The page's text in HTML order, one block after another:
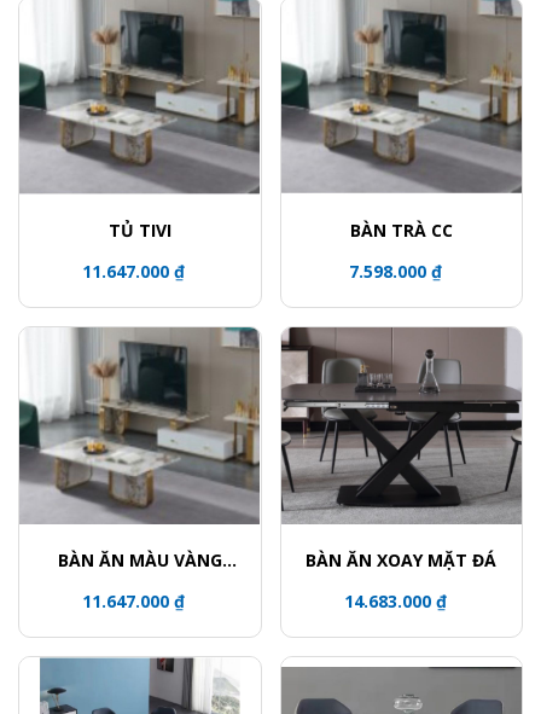
TỦ TIVI
11.647.000 ₫
BÀN TRÀ CC
7.598.000 ₫
BÀN ĂN MÀU VÀNG
11.647.000 ₫
BÀN ĂN XOAY MẶT ĐÁ
14.683.000 ₫